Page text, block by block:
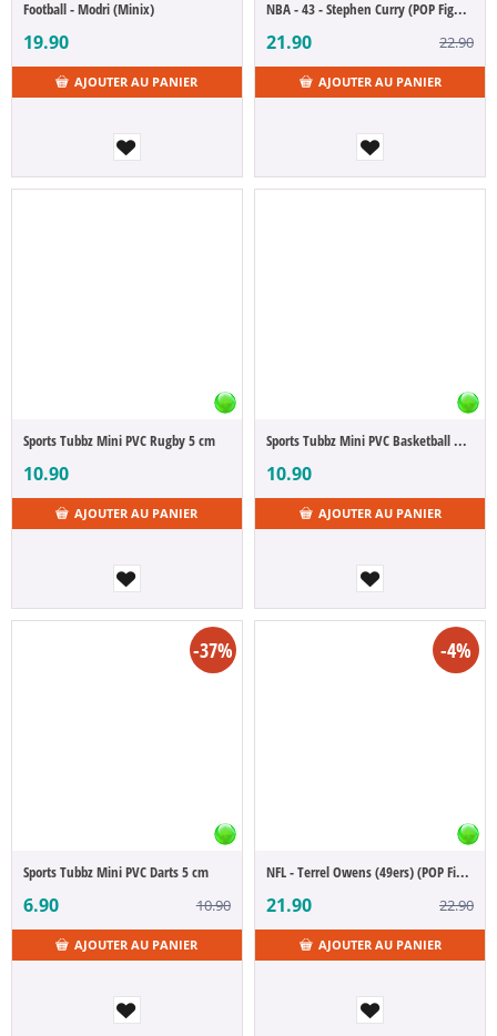
Football - Modri (Minix)
19.90
AJOUTER AU PANIER
NBA - 43 - Stephen Curry (POP Figure)
21.90 22.90
AJOUTER AU PANIER
Sports Tubbz Mini PVC Rugby 5 cm
10.90
AJOUTER AU PANIER
Sports Tubbz Mini PVC Basketball 5 cm
10.90
AJOUTER AU PANIER
-37%
Sports Tubbz Mini PVC Darts 5 cm
6.90 10.90
AJOUTER AU PANIER
-4%
NFL - Terrel Owens (49ers) (POP Figure)
21.90 22.90
AJOUTER AU PANIER